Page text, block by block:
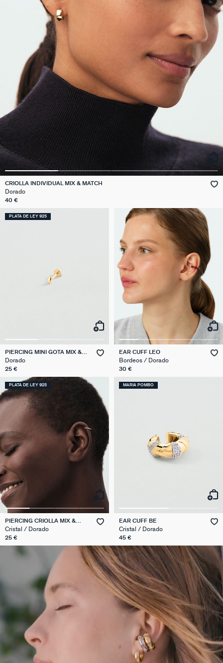
CRIOLLA INDIVIDUAL MIX & MATCH
Dorado
40 €
PLATA DE LEY 925
PIERCING MINI GOTA MIX &
MATCH
Dorado
25 €
EAR CUFF LEO
Bordeos / Dorado
30 €
PLATA DE LEY 925
PIERCING CRIOLLA MIX &
MATCH
Cristal / Dorado
25 €
MARIA POMBO
EAR CUFF BE
Cristal / Dorado
45 €